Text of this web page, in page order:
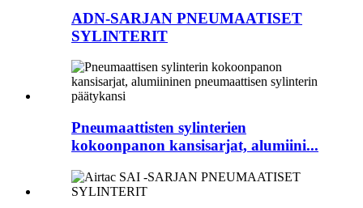
ADN-SARJAN PNEUMAATISET
SYLINTERIT
Pneumaattisten sylinterien
kokoonpanon kansisarjat, alumiini...